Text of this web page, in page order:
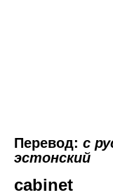
Перевод: с
эстонский
cabinet